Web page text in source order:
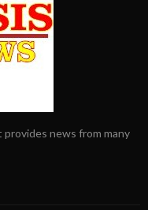
news from many